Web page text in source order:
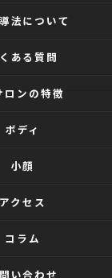
法について
ある質問
ロンの特徴
ボディ
小顔
アクセス
コラム
い合わせ